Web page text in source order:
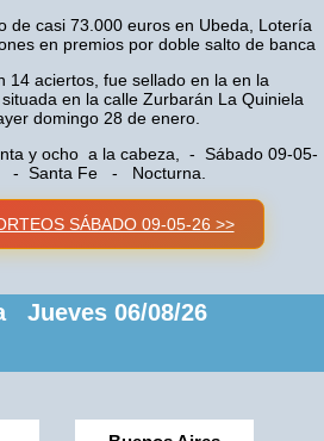
de casi 73.000 euros en Ubeda, Lotería
en premios por doble salto de banca
14 aciertos, fue sellado en la en la
en la calle Zurbarán La Quiniela
domingo 28 de enero.
y ocho a la cabeza, - Sábado 09-05-
- Santa Fe - Nocturna.
SÁBADO 09-05-26 >>
Jueves 06/08/26